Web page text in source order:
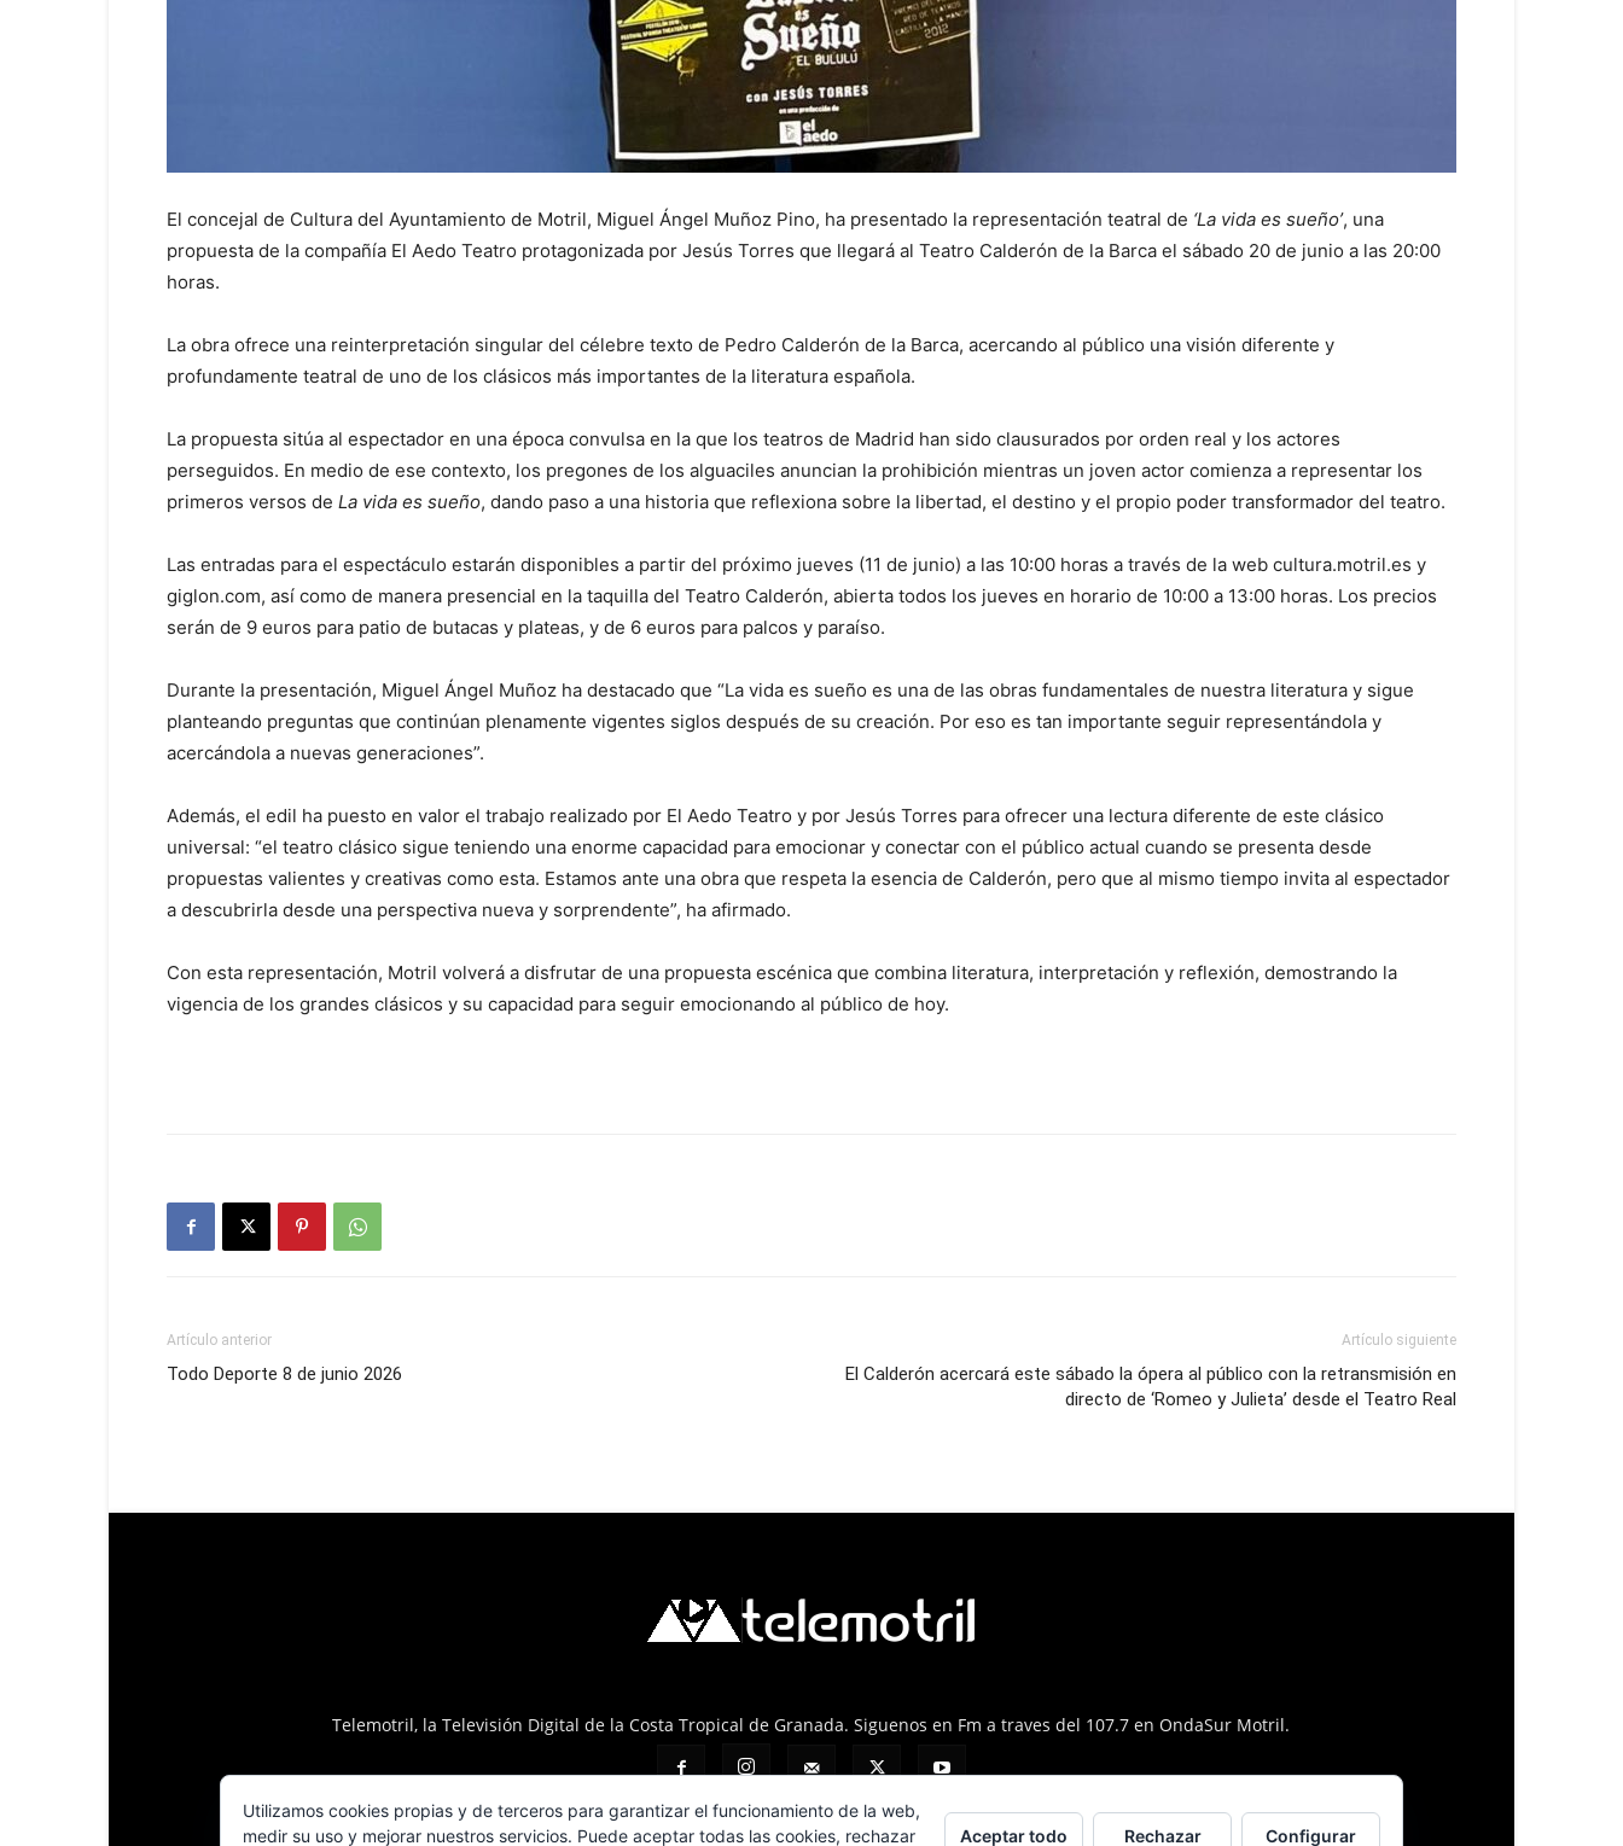
El concejal de Cultura del Ayuntamiento de Motril, Miguel Ángel Muñoz Pino, ha presentado la representación teatral de ‘La vida es sueño’, una
propuesta de la compañía El Aedo Teatro protagonizada por Jesús Torres que llegará al Teatro Calderón de la Barca el sábado 20 de junio a las 20:00
horas.
La obra ofrece una reinterpretación singular del célebre texto de Pedro Calderón de la Barca, acercando al público una visión diferente y
profundamente teatral de uno de los clásicos más importantes de la literatura española.
La propuesta sitúa al espectador en una época convulsa en la que los teatros de Madrid han sido clausurados por orden real y los actores
perseguidos. En medio de ese contexto, los pregones de los alguaciles anuncian la prohibición mientras un joven actor comienza a representar los
primeros versos de La vida es sueño, dando paso a una historia que reflexiona sobre la libertad, el destino y el propio poder transformador del teatro.
Las entradas para el espectáculo estarán disponibles a partir del próximo jueves (11 de junio) a las 10:00 horas a través de la web cultura.motril.es y
giglon.com, así como de manera presencial en la taquilla del Teatro Calderón, abierta todos los jueves en horario de 10:00 a 13:00 horas. Los precios
serán de 9 euros para patio de butacas y plateas, y de 6 euros para palcos y paraíso.
Durante la presentación, Miguel Ángel Muñoz ha destacado que “La vida es sueño es una de las obras fundamentales de nuestra literatura y sigue
planteando preguntas que continúan plenamente vigentes siglos después de su creación. Por eso es tan importante seguir representándola y
acercándola a nuevas generaciones”.
Además, el edil ha puesto en valor el trabajo realizado por El Aedo Teatro y por Jesús Torres para ofrecer una lectura diferente de este clásico
universal: “el teatro clásico sigue teniendo una enorme capacidad para emocionar y conectar con el público actual cuando se presenta desde
propuestas valientes y creativas como esta. Estamos ante una obra que respeta la esencia de Calderón, pero que al mismo tiempo invita al espectador
a descubrirla desde una perspectiva nueva y sorprendente”, ha afirmado.
Con esta representación, Motril volverá a disfrutar de una propuesta escénica que combina literatura, interpretación y reflexión, demostrando la
vigencia de los grandes clásicos y su capacidad para seguir emocionando al público de hoy.
Artículo anterior
Todo Deporte 8 de junio 2026
Artículo siguiente
El Calderón acercará este sábado la ópera al público con la retransmisión en
directo de ‘Romeo y Julieta’ desde el Teatro Real
Telemotril, la Televisión Digital de la Costa Tropical de Granada. Siguenos en Fm a traves del 107.7 en OndaSur Motril.
Utilizamos cookies propias y de terceros para garantizar el funcionamiento de la web,
medir su uso y mejorar nuestros servicios. Puede aceptar todas las cookies, rechazar
Aceptar todo Rechazar Configurar